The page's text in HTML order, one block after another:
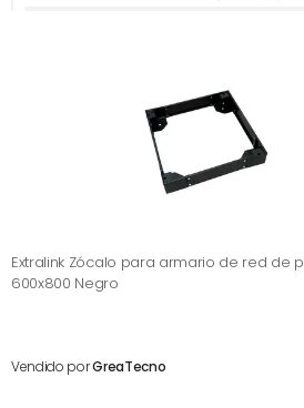
Extralink Zócalo para armario de red de
600x800 Negro
Vendido porGreaTecno